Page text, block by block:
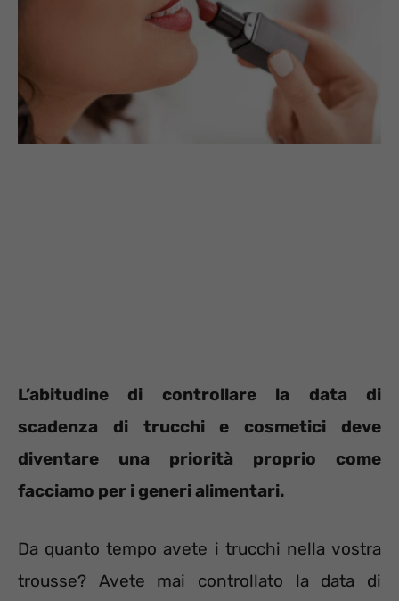
L’abitudine di controllare la data di
scadenza di trucchi e cosmetici deve
diventare una priorità proprio come
facciamo per i generi alimentari.
Da quanto tempo avete i trucchi nella vostra
trousse? Avete mai controllato la data di